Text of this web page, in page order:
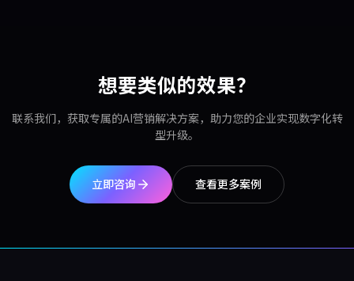
想要类似的效果？
联系我们，获取专属的AI营销解决方案，助力您的企业实现数字化转
型升级。
立即咨询 查看更多案例